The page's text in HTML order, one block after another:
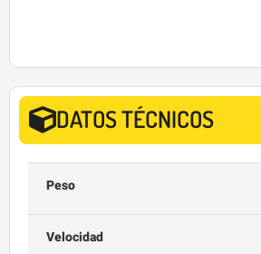
DATOS TÉCNICOS
Peso
Velocidad